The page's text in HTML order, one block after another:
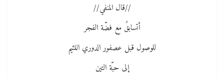
//قال المنفي//
أتسابقُ مع فضّة الفجر
للوصول قبل عصفور الدوري اللئيم
إلى حبّة التين